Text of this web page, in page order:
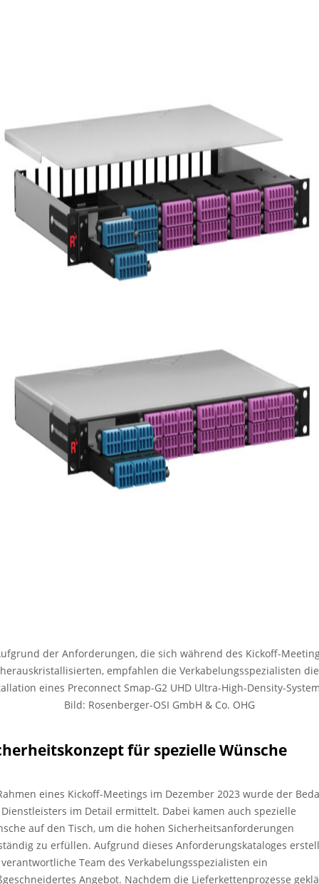
der Anforderungen, die sich während des Kickoff-
herauskristallisierten, empfahlen die Verkabelungsspezialisten die
eines Preconnect Smap-G2 UHD Ultra-High-Density-
Bild: Rosenberger-OSI GmbH & Co. OHG
für spezielle Wünsche
eines Kickoff-Meetings im Dezember 2023 wurde der
im Detail ermittelt. Dabei kamen auch spezielle
auf den Tisch, um die hohen Sicherheitsanforderungen
zu erfüllen. Aufgrund dieses Anforderungskataloges
Team des Verkabelungsspezialisten ein
Angebot. Nachdem die Lieferkettenprozesse